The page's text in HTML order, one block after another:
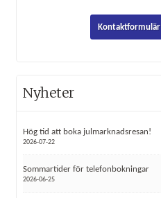
Kontaktformulär
Nyheter
Hög tid att boka julmarknadsresan!
2026-07-22
Sommartider för telefonbokningar
2026-06-25